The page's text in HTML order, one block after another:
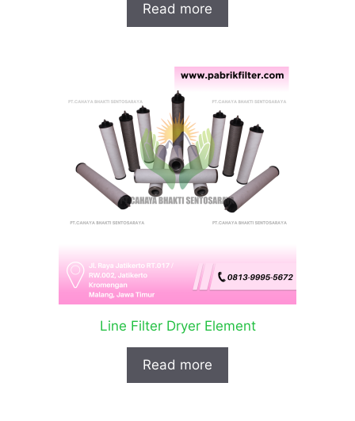
Read more
Line Filter Dryer Element
Read more